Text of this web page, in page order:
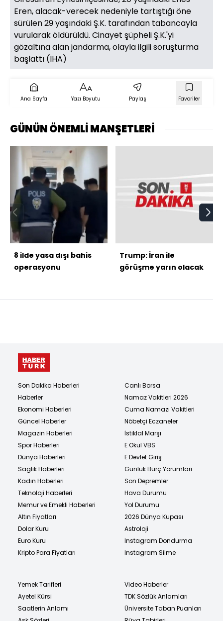
Eren, alacak-verecek nedeniyle tartıştığı öne
sürülen 29 yaşındaki Ş.K. tarafından tabancayla
vurularak öldürüldü. Cinayet şüpheli Ş.K.'yi
gözaltına alan jandarma, olayla ilgili soruşturma
başlattı (İHA)
Ana Sayfa Yazı Boyutu Paylaş Favoriler
GÜNÜN ÖNEMLİ MANŞETLERİ
8 ilde yasa dışı bahis
operasyonu
Trump: İran ile
görüşme yarın olacak
Son Dakika Haberleri
Haberler
Ekonomi Haberleri
Güncel Haberler
Magazin Haberleri
Spor Haberleri
Dünya Haberleri
Sağlık Haberleri
Kadın Haberleri
Teknoloji Haberleri
Memur ve Emekli Haberleri
Altın Fiyatları
Dolar Kuru
Euro Kuru
Kripto Para Fiyatları
Canlı Borsa
Namaz Vakitleri 2026
Cuma Namazı Vakitleri
Nöbetçi Eczaneler
İstiklal Marşı
E Okul VBS
E Devlet Giriş
Günlük Burç Yorumları
Son Depremler
Hava Durumu
Yol Durumu
2026 Dünya Kupası
Astroloji
Instagram Dondurma
Instagram Silme
Yemek Tarifleri
Ayetel Kürsi
Saatlerin Anlamı
Video Haberler
TDK Sözlük Anlamları
Üniversite Taban Puanları